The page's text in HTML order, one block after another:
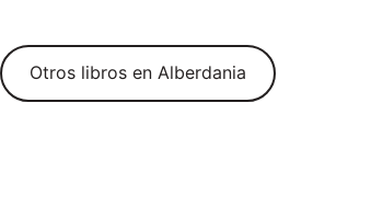
Otros libros en Alberdania